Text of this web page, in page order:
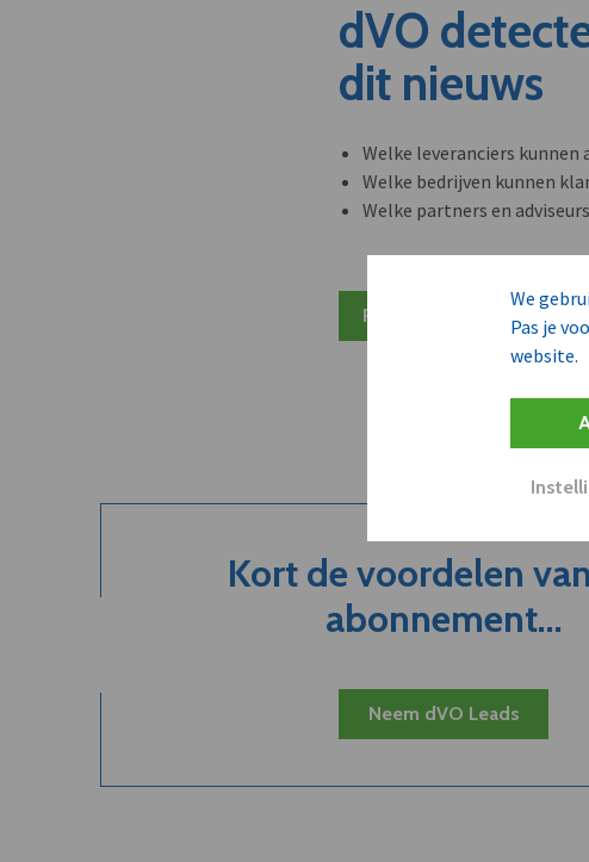
We
Pas je
website.
dVO
dit nieuws
Welke leveranciers kunnen
Welke bedrijven kunnen
Welke partners en
Plan 20 min inzicht
Kort de voordelen
abonnement...
Neem dVO Leads